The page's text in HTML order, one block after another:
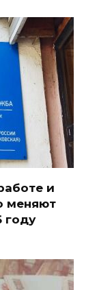
и
меняют
году